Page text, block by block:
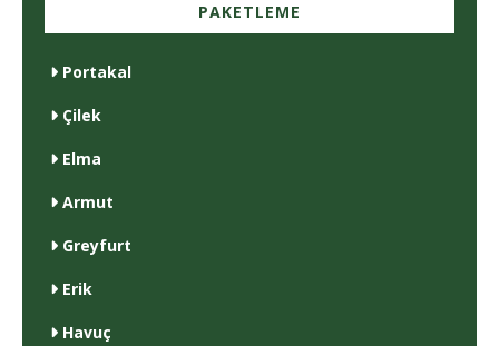
PAKETLEME
Portakal
Çilek
Elma
Armut
Greyfurt
Erik
Havuç